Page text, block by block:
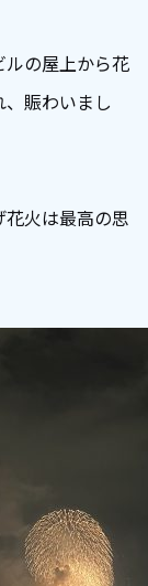
の屋上から花
賑わいまし
火は最高の思